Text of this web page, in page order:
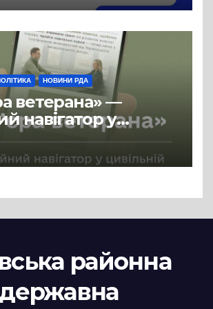
НОВИНИ РДА
ветерана» —
навігатор у
професії
районна
державна